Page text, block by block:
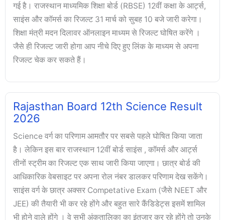
गई है। राजस्थान माध्यमिक शिक्षा बोर्ड (RBSE) 12वीं कक्षा के आर्ट्स,
साइंस और कॉमर्स का रिजल्ट 31 मार्च को सुबह 10 बजे जारी करेगा।
शिक्षा मंत्री मदन दिलावर ऑनलाइन माध्यम से रिजल्ट घोषित करेंगे ।
जैसे ही रिजल्ट जारी होगा आप नीचे दिए हुए लिंक के माध्यम से अपना
रिजल्ट चेक कर सकते हैं।
Rajasthan Board 12th Science Result
2026
Science वर्ग का परिणाम आमतौर पर सबसे पहले घोषित किया जाता
है। लेकिन इस बार राजस्थान 12वीं बोर्ड साइंस , कॉमर्स और आर्ट्स
तीनों स्ट्रीम का रिजल्ट एक साथ जारी किया जाएगा। छात्र बोर्ड की
आधिकारिक वेबसाइट पर अपना रोल नंबर डालकर परिणाम देख सकेंगे।
साइंस वर्ग के छात्र अक्सर Competative Exam (जैसे NEET और
JEE) की तैयारी भी कर रहे होंगे और बहुत सारे कैंडिडेट्स इसमें शामिल
भी होने वाले होंगे । वे सभी अंकतालिका का इंतजार कर रहे होंगे तो उनके